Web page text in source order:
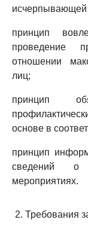
принцип
проведение
отношении
лиц;
принцип
основе в
принцип
сведений о
мероприятиях.
2. Требования